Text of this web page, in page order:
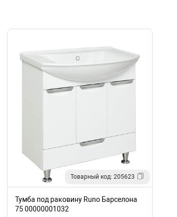
Товарный код: 205623
Тумба под раковину Runo Барселона
75 00000001032